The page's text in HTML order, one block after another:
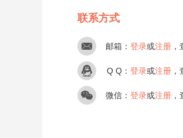
联系方式
邮箱： 登录或注册
Q Q： 登录或注册
微信： 登录或注册